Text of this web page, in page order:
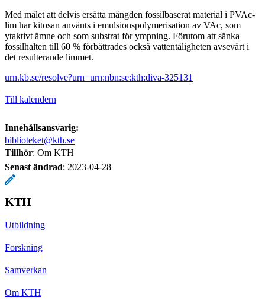
Med målet att delvis ersätta mängden fossilbaserat material i PVAc-
lim har kitosan använts i emulsionspolymerisation av VAc, som
ytaktivt ämne och som substrat för ympning. Förutom att sänka
fossilhalten till 60 % förbättrades också vattentåligheten avsevärt i
det resulterande limmet.
urn.kb.se/resolve?urn=urn:nbn:se:kth:diva-325131
Till kalendern
Innehållsansvarig:
biblioteket@kth.se
Tillhör: Om KTH
Senast ändrad: 2023-04-28
KTH
Utbildning
Forskning
Samverkan
Om KTH